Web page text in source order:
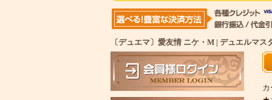
〔デュエマ〕愛友情 ニケ・M | デュエルマ